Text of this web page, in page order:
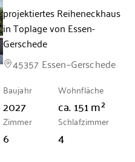
projektiertes Reiheneckhaus
in Toplage von Essen-
Gerschede
45357 Essen–Gerschede
Baujahr
2027
Wohnfläche
ca.151m²
Zimmer
6
Schlafzimmer
4